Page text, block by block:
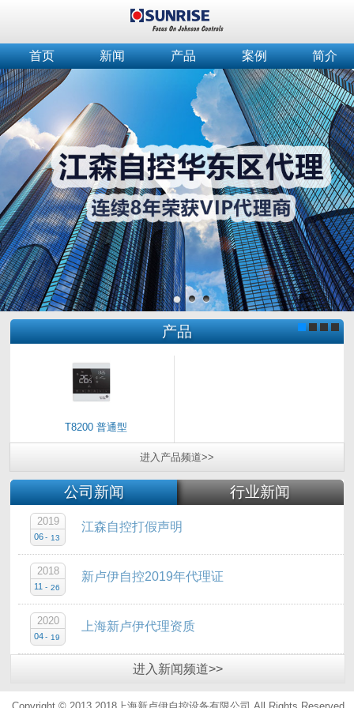
首页 新闻 产品 案例 简介
产品
T8200 普通型
进入 产品频道>>
公司新闻 行业新闻
江森自控打假声明
2019
06 - 13
新卢伊自控2019年代理证
2018
11 - 26
上海新卢伊代理资质
2020
04 - 19
进入 新闻频道>>